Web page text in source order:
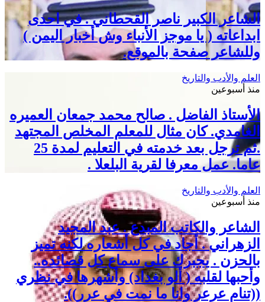
الشاعر الكبير ناصر القحطاني . في احدى
ابداعاته ( يا موجز الأنباء وش أخبار اليمن )
وللشاعر صفحة بالموقع.
العلم والأدب والتاريخ
منذ أسبوعين
الأستاذ الفاضل . صالح محمد جمعان العميره
الغامدي. كان مثال للمعلم المخلص المجتهد
.ثم ترجل بعد خدمته في التعليم لمدة 25
عاما. عمل معرفا لقرية البلعلا .
العلم والأدب والتاريخ
منذ أسبوعين
الشاعر والكاتب المبدع . عبد المجيد
الزهراني . أجاد في كل أشعاره لكنه تميز
بالحزن . يجبرك على سماع كل قصائده..
وأحبها لقلبه ( ألو بغداد) وأشهرها في نظري
((تنام عرعر وانا ما نمت في عرر)).